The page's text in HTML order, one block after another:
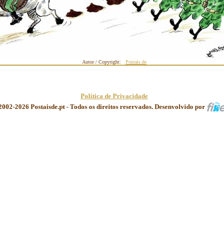
Autor / Copyright: Postais.de
Política de Privacidade
2026 Postaisde.pt - Todos os direitos reservados. Desenvolvido por